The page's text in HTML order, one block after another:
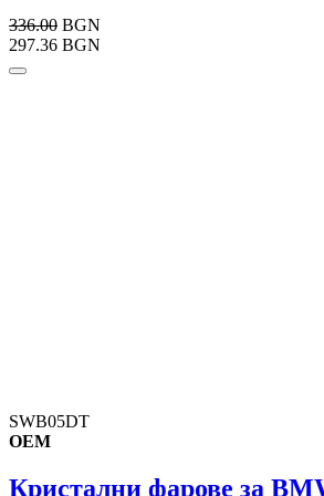
336.00 BGN
297.36 BGN
SWB05DT
OEM
Кристални фарове за